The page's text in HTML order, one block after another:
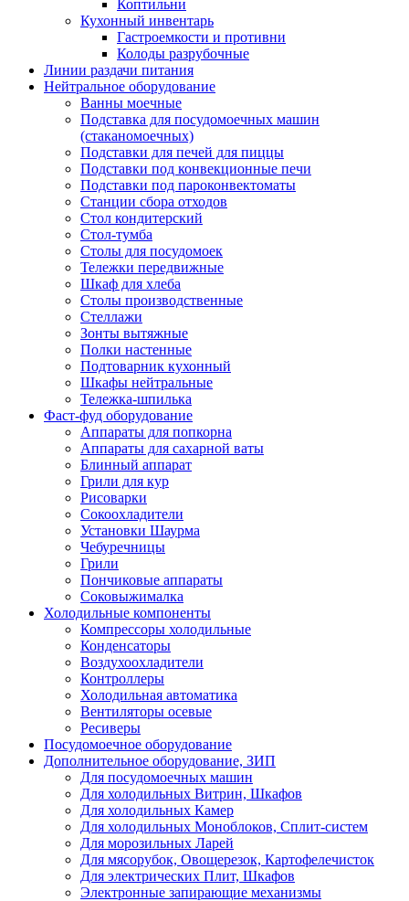
Коптильни
Кухонный инвентарь
Гастроемкости и противни
Колоды разрубочные
Линии раздачи питания
Нейтральное оборудование
Ванны моечные
Подставка для посудомоечных машин
(стаканомоечных)
Подставки для печей для пиццы
Подставки под конвекционные печи
Подставки под пароконвектоматы
Станции сбора отходов
Стол кондитерский
Стол-тумба
Столы для посудомоек
Тележки передвижные
Шкаф для хлеба
Столы производственные
Стеллажи
Зонты вытяжные
Полки настенные
Подтоварник кухонный
Шкафы нейтральные
Тележка-шпилька
Фаст-фуд оборудование
Аппараты для попкорна
Аппараты для сахарной ваты
Блинный аппарат
Грили для кур
Рисоварки
Сокоохладители
Установки Шаурма
Чебуречницы
Грили
Пончиковые аппараты
Соковыжималка
Холодильные компоненты
Компрессоры холодильные
Конденсаторы
Воздухоохладители
Контроллеры
Холодильная автоматика
Вентиляторы осевые
Ресиверы
Посудомоечное оборудование
Дополнительное оборудование, ЗИП
Для посудомоечных машин
Для холодильных Витрин, Шкафов
Для холодильных Камер
Для холодильных Моноблоков, Сплит-систем
Для морозильных Ларей
Для мясорубок, Овощерезок, Картофелечисток
Для электрических Плит, Шкафов
Электронные запирающие механизмы